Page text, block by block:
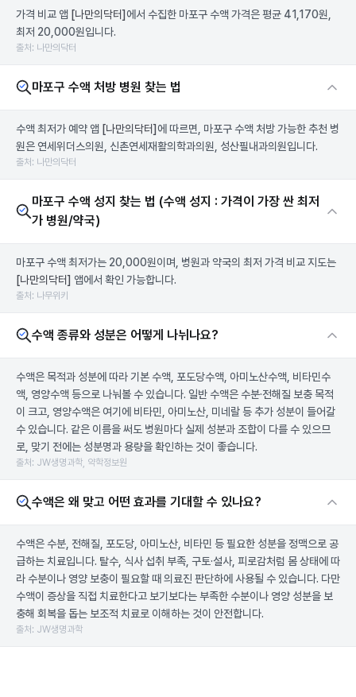
가격 비교 앱 [나만의닥터] 에서 수집한 마포구 수액 가격은 평균 41,170원,
최저 20,000원입니다.
출처: 나만의닥터
마포구 수액 처방 병원 찾는 법
수액 최저가 예약 앱 [나만의닥터] 에 따르면, 마포구 수액 처방 가능한 추천 병
원은 연세위더스의원, 신촌연세재활의학과의원, 성산필내과의원입니다.
출처: 나만의닥터
마포구 수액 성지 찾는 법 (수액 성지 : 가격이 가장 싼 최저
가 병원/약국)
마포구 수액 최저가는 20,000원이며, 병원과 약국의 최저 가격 비교 지도는
[나만의닥터] 앱에서 확인 가능합니다.
출처: 나무위키
수액 종류와 성분은 어떻게 나뉘나요?
수액은 목적과 성분에 따라 기본 수액, 포도당수액, 아미노산수액, 비타민수
액, 영양수액 등으로 나눠볼 수 있습니다. 일반 수액은 수분·전해질 보충 목적
이 크고, 영양수액은 여기에 비타민, 아미노산, 미네랄 등 추가 성분이 들어갈
수 있습니다. 같은 이름을 써도 병원마다 실제 성분과 조합이 다를 수 있으므
로, 맞기 전에는 성분명과 용량을 확인하는 것이 좋습니다.
출처: JW생명과학, 약학정보원
수액은 왜 맞고 어떤 효과를 기대할 수 있나요?
수액은 수분, 전해질, 포도당, 아미노산, 비타민 등 필요한 성분을 정맥으로 공
급하는 치료입니다. 탈수, 식사 섭취 부족, 구토·설사, 피로감처럼 몸 상태에 따
라 수분이나 영양 보충이 필요할 때 의료진 판단하에 사용될 수 있습니다. 다만
수액이 증상을 직접 치료한다고 보기보다는 부족한 수분이나 영양 성분을 보
충해 회복을 돕는 보조적 치료로 이해하는 것이 안전합니다.
출처: JW생명과학